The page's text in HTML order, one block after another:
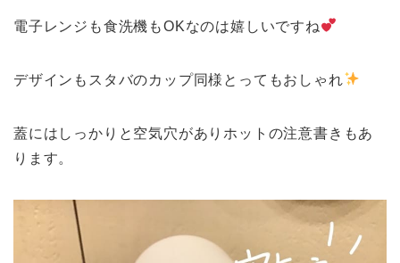
電子レンジも食洗機もOKなのは嬉しいですね
デザインもスタバのカップ同様とってもおしゃれ
蓋にはしっかりと空気穴がありホットの注意書きもあ
ります。